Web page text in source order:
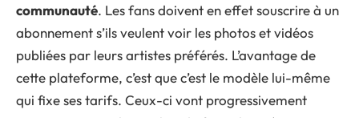
communauté. Les fans doivent en effet souscrire à un
abonnement s’ils veulent voir les photos et vidéos
publiées par leurs artistes préférés. L’avantage de
cette plateforme, c’est que c’est le modèle lui-même
qui fixe ses tarifs. Ceux-ci vont progressivement